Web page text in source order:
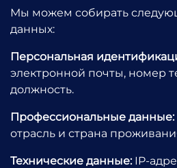
Мы можем собирать
данных:
Персональная
электронной почты, номер
должность.
Профессиональные данные:
отрасль и страна
Технические данные:IP-